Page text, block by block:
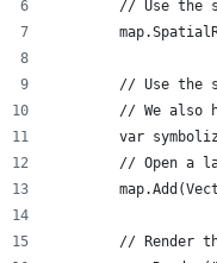
// Use the
// Use the
// We also
var
// Open a
// Render